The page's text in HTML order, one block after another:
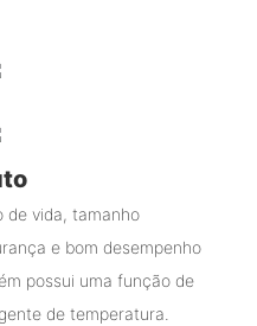
de vida, tamanho
e bom desempenho
possui uma função de
de temperatura.